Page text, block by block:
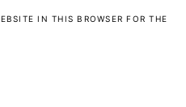
IN THIS BROWSER FOR THE